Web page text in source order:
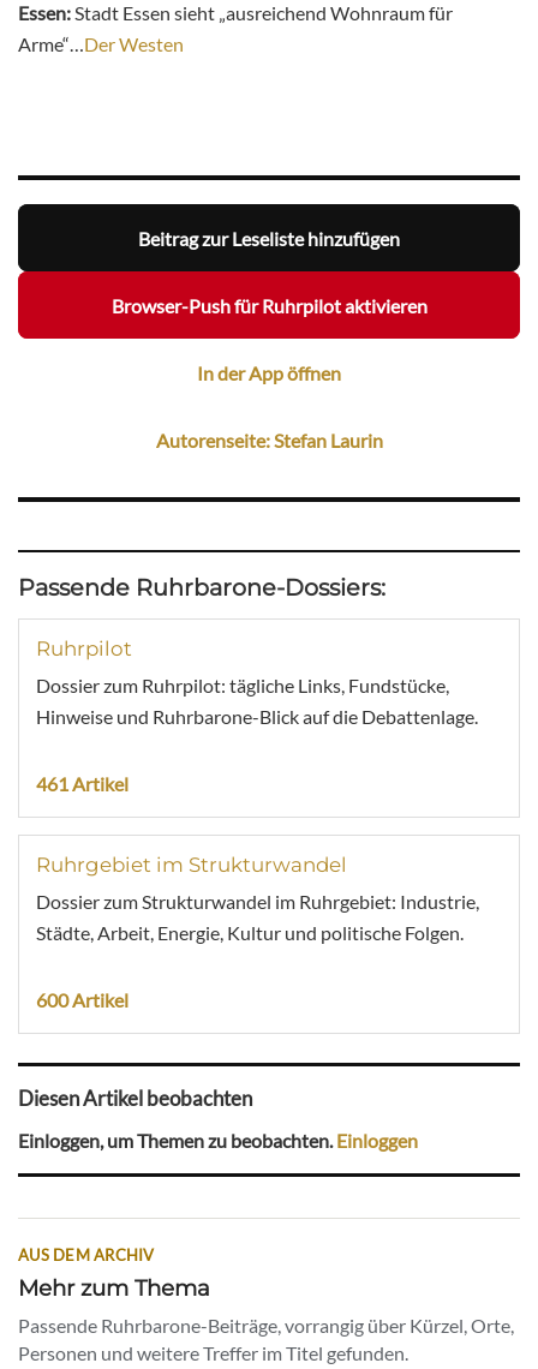
Essen:Stadt Essen sieht „ausreichend Wohnraum für
Arme“…Der Westen
Beitrag zur Leseliste hinzufügen
Browser-Push für Ruhrpilot aktivieren
In der App öffnen
Autorenseite: Stefan Laurin
Passende Ruhrbarone-Dossiers:
Ruhrpilot
Dossier zum Ruhrpilot: tägliche Links, Fundstücke,
Hinweise und Ruhrbarone-Blick auf die Debattenlage.
461 Artikel
Ruhrgebiet im Strukturwandel
Dossier zum Strukturwandel im Ruhrgebiet: Industrie,
Städte, Arbeit, Energie, Kultur und politische Folgen.
600 Artikel
Diesen Artikel beobachten
Einloggen, um Themen zu beobachten.Einloggen
AUS DEM ARCHIV
Mehr zum Thema
Passende Ruhrbarone-Beiträge, vorrangig über Kürzel, Orte,
Personen und weitere Treffer im Titel gefunden.